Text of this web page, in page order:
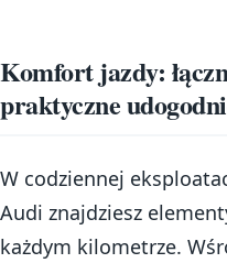
Komfort jazdy:
praktyczne
W codziennej
Audi znajdziesz
każdym kilometrze.